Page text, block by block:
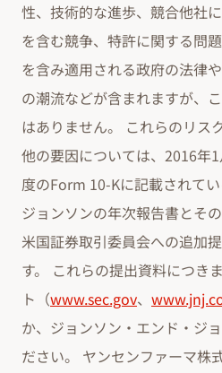
性、技術的な進歩、競合他社
を含む競争、特許に関する問
を含み適用される政府の法律
の潮流などが含まれますが、
はありません。 これらのリス
他の要因については、2016年
度のForm 10-Kに記載されて
ジョンソンの年次報告書とそ
米国証券取引委員会への追加
す。 これらの提出資料につき
ト（www.sec.gov、
か、ジョンソン・エンド・ジ
ださい。 ヤンセンファーマ株